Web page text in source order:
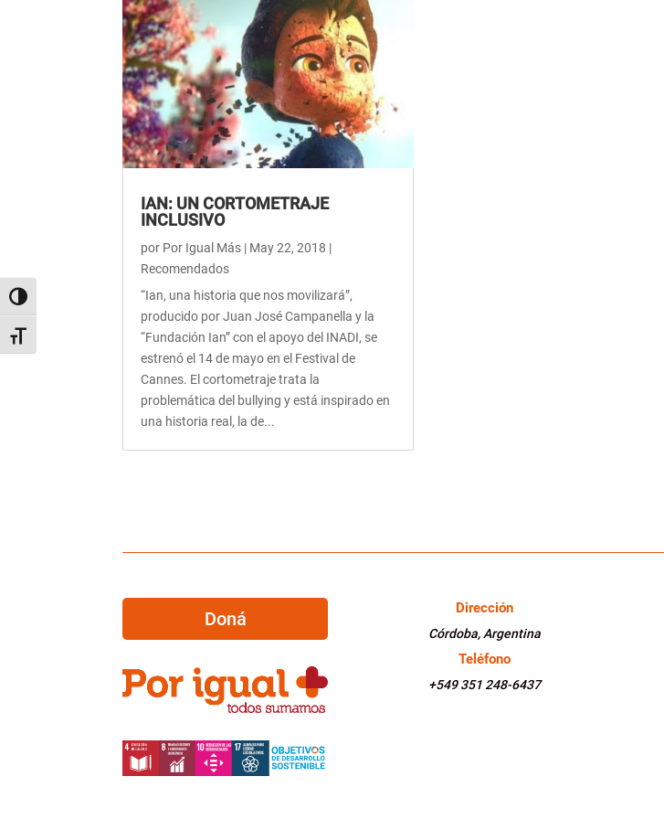
Alternar alto contraste
Alternar tamaño de letra
IAN: UN CORTOMETRAJE
INCLUSIVO
por Por Igual Más | May 22, 2018 |
Recomendados
“Ian, una historia que nos movilizará”,
producido por Juan José Campanella y la
“Fundación Ian” con el apoyo del INADI, se
estrenó el 14 de mayo en el Festival de
Cannes. El cortometraje trata la
problemática del bullying y está inspirado en
una historia real, la de...
Doná Dirección
Córdoba, Argentina
Teléfono
+549 351 248-6437